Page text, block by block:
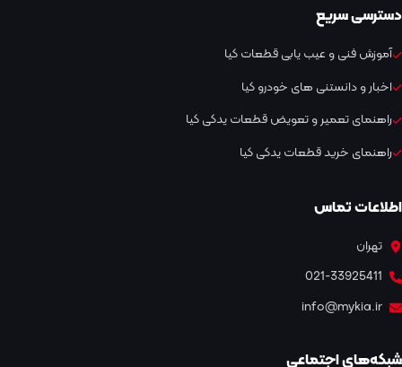
دسترسی سریع
آموزش فنی و عیب یابی قطعات کیا
اخبار و دانستنی های خودرو کیا
راهنمای تعمیر و تعویض قطعات یدکی کیا
راهنمای خرید قطعات یدکی کیا
اطلاعات تماس
تهران
021-33925411
info@mykia.ir
شبکه‌های اجتماعی